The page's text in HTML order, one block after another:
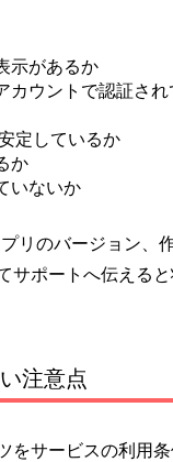
示があるか
カウントで認証され
定しているか
か
いないか
リのバージョン、
サポートへ伝える
注意点
をサービスの利用